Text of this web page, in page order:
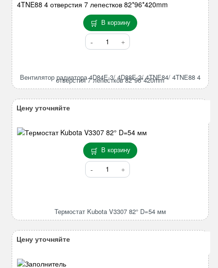
В корзину
Количество
товара
4D84E-
3/
4D88E-
4TNE88
отверстия
7
лепестков
82*96*420mm
Вентилятор радиатора 4D84E-3/ 4D88E-3/ 4TNE84/ 4TNE88 4
отверстия 7 лепестков 82*96*420mm
В корзину
Количество
товара
82°
Термостат Kubota V3307 82° D=54 мм
Цену уточняйте
Цену уточняйте